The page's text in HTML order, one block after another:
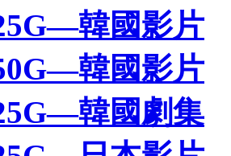
韓國影片
韓國影片
韓國劇集